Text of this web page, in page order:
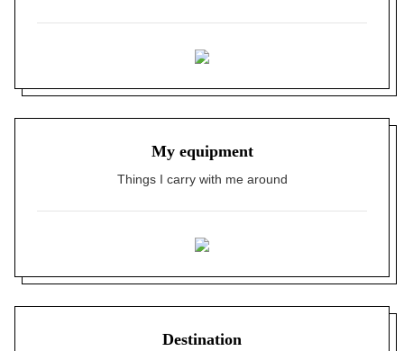
My equipment
Things I carry with me around
Destination